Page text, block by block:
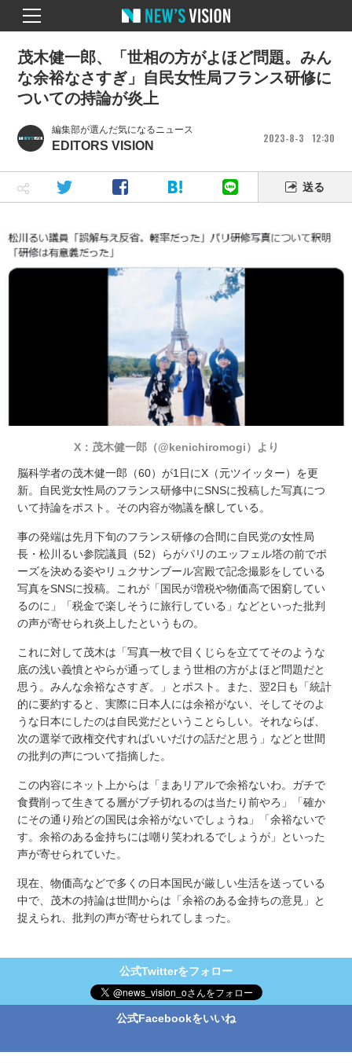
編集部が選んだ気になるニュース
EDITORS VISION
2023 8 3 12 30
茂木健一郎、「世相の方がよほど問題。みん
な余裕なさすぎ」自民女性局フランス研修に
ついての持論が炎上
送る
X：茂木健一郎（@kenichiromogi）より
脳科学者の茂木健一郎（60）が1日にX（元ツイッター）を更
新。自民党女性局のフランス研修中にSNSに投稿した写真につ
いて持論をポスト。その内容が物議を醸している。
事の発端は先月下旬のフランス研修の合間に自民党の女性局
長・松川るい参院議員（52）らがパリのエッフェル塔の前でポ
ーズを決める姿やリュクサンブール宮殿で記念撮影をしている
写真をSNSに投稿。これが「国民が増税や物価高で困窮してい
るのに」「税金で楽しそうに旅行している」などといった批判
の声が寄せられ炎上したというもの。
これに対して茂木は「写真一枚で目くじらを立ててそのような
底の浅い義憤とやらが通ってしまう世相の方がよほど問題だと
思う。みんな余裕なさすぎ。」とポスト。また、翌2日も「統計
的に要約すると、実際に日本人には余裕がない、そしてそのよ
うな日本にしたのは自民党だということらしい。それならば、
次の選挙で政権交代すればいいだけの話だと思う」などと世間
の批判の声について指摘した。
この内容にネット上からは「まあリアルで余裕ないわ。ガチで
食費削って生きてる層がブチ切れるのは当たり前やろ」「確か
にその通り殆どの国民は余裕がないでしょうね」「余裕ないで
す。余裕のある金持ちには嘲り笑われるでしょうが」といった
声が寄せられていた。
現在、物価高などで多くの日本国民が厳しい生活を送っている
中で、茂木の持論は世間からは「余裕のある金持ちの意見」と
捉えられ、批判の声が寄せられてしまった。
公式Twitterをフォロー
公式Facebookをいいね